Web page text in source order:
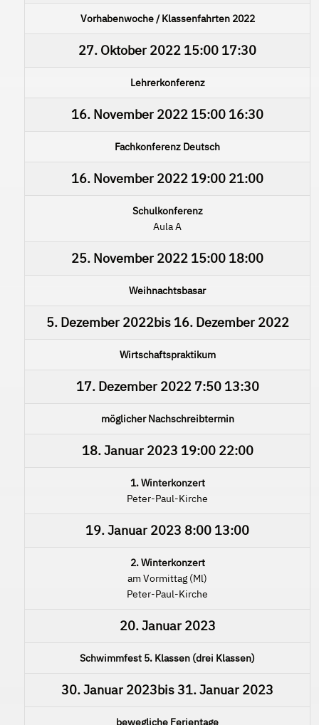
Vorhabenwoche / Klassenfahrten 2022
27. Oktober 2022 15:00 17:30
Lehrerkonferenz
16. November 2022 15:00 16:30
Fachkonferenz Deutsch
16. November 2022 19:00 21:00
Schulkonferenz
Aula A
25. November 2022 15:00 18:00
Weihnachtsbasar
5. Dezember 2022bis 16. Dezember 2022
Wirtschaftspraktikum
17. Dezember 20227:50 13:30
möglicher Nachschreibtermin
18. Januar 2023 19:00 22:00
1. Winterkonzert
Peter-Paul-Kirche
19. Januar 2023 8:00 13:00
2. Winterkonzert
am Vormittag (Ml)
Peter-Paul-Kirche
20. Januar 2023
Schwimmfest 5. Klassen (drei Klassen)
30. Januar 2023bis31. Januar 2023
bewegliche Ferientage